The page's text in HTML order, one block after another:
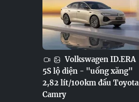
Volkswagen ID.ERA
5S lộ diện - "uống xăng"
2,82 lít/100km đấu Toyota
Camry